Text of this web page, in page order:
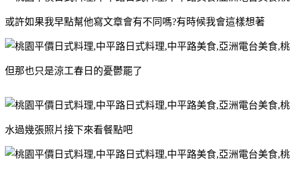
或許如果我早點幫他寫文章會有不同嗎?有時候我會這樣想著
但那也只是涼工春日的憂鬱罷了
水過幾張照片接下來看餐點吧